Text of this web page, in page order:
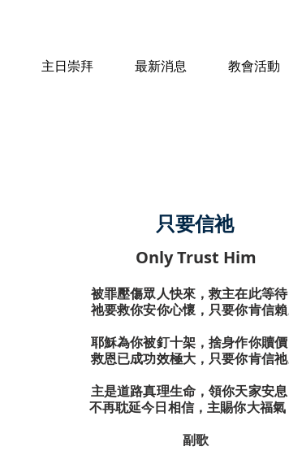
主日崇拜 最新消息 教會活動
只要信祂
Only Trust Him
被罪壓傷眾人快來，救主在此等待
祂要救你安你心懷，只要你肯信賴
耶穌為你被釘十架，捨身作你贖價
救恩已成功效極大，只要你肯信祂
主是道路真理生命，領你天家安息
不再耽延今日相信，主賜你大福氣
副歌